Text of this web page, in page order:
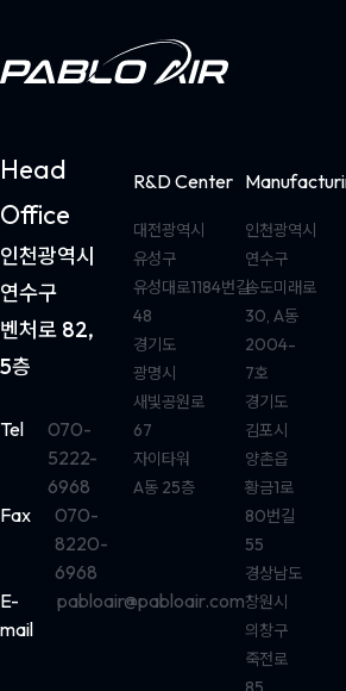
Head
Office
인천광역시
연수구
벤처로 82,
5층
Tel
070-
5222-
6968
Fax
070-
8220-
6968
E-
mail
pabloair@pabloair.com
R&D Center
대전광역시
유성구
유성대로1184번길
48
경기도
광명시
새빛공원로
67
자이타워
A동 25층
인천광역시
연수구
송도미래로
30, A동
2004-
7호
경기도
김포시
양촌읍
황금1로
80번길
55
경상남도
창원시
의창구
죽전로